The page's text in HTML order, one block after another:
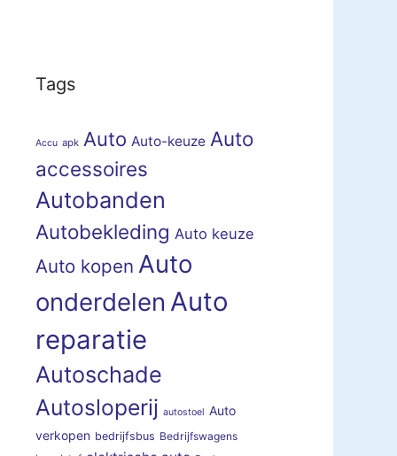
Tags
Accu apk Auto Auto-keuze Auto
accessoires
Autobanden
Autobekleding Auto keuze
Auto kopen Auto
onderdelen Auto
reparatie
Autoschade
Autosloperij autostoel Auto
verkopen bedrijfsbus Bedrijfswagens